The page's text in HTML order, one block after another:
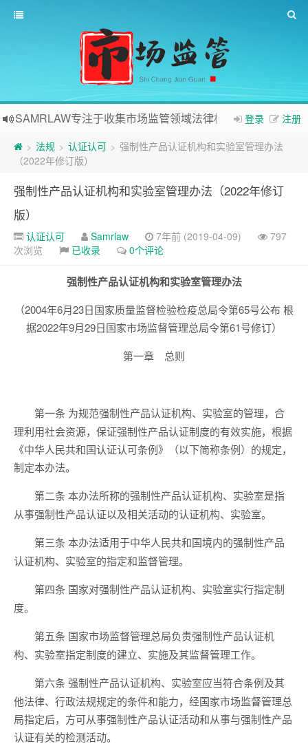
登录 注册
SAMRLAW专注于收集市场监管领域法律相关内容
> 法规 > 认证认可 > 强制性产品认证机构和实验室管理办法
（2022年修订版）
强制性产品认证机构和实验室管理办法（2022年修订
版）
认证认可 Samrlaw 7年前 (2019-04-09)
797
次浏览
已收录 0个评论
强制性产品认证机构和实验室管理办法
（2004年6月23日国家质量监督检验检疫总局令第65号公布 根
据2022年9月29日国家市场监督管理总局令第61号修订）
第一章 总则
第一条 为规范强制性产品认证机构、实验室的管理，合
理利用社会资源，保证强制性产品认证制度的有效实施，根据
《中华人民共和国认证认可条例》（以下简称条例）的规定，
制定本办法。
第二条 本办法所称的强制性产品认证机构、实验室是指
从事强制性产品认证以及相关活动的认证机构、实验室。
第三条 本办法适用于中华人民共和国境内的强制性产品
认证机构、实验室的指定和监督管理。
第四条 国家对强制性产品认证机构、实验室实行指定制
度。
第五条 国家市场监督管理总局负责强制性产品认证机
构、实验室指定制度的建立、实施及其监督管理工作。
第六条 强制性产品认证机构、实验室应当符合条例及其
他法律、行政法规规定的条件和能力，经国家市场监督管理总
局指定后，方可从事强制性产品认证活动和从事与强制性产品
认证有关的检测活动。